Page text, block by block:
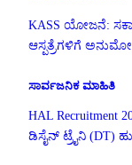
KASS ಯೋಜನೆ:
ಆಸ್ಪತ್ರೆಗಳಿಗೆ
ಸಾರ್ವಜನಿಕ ಮಾಹಿತಿ
HAL Recruitment
ಡಿಸೈನ್ ಟ್ರೈನಿ (DT)